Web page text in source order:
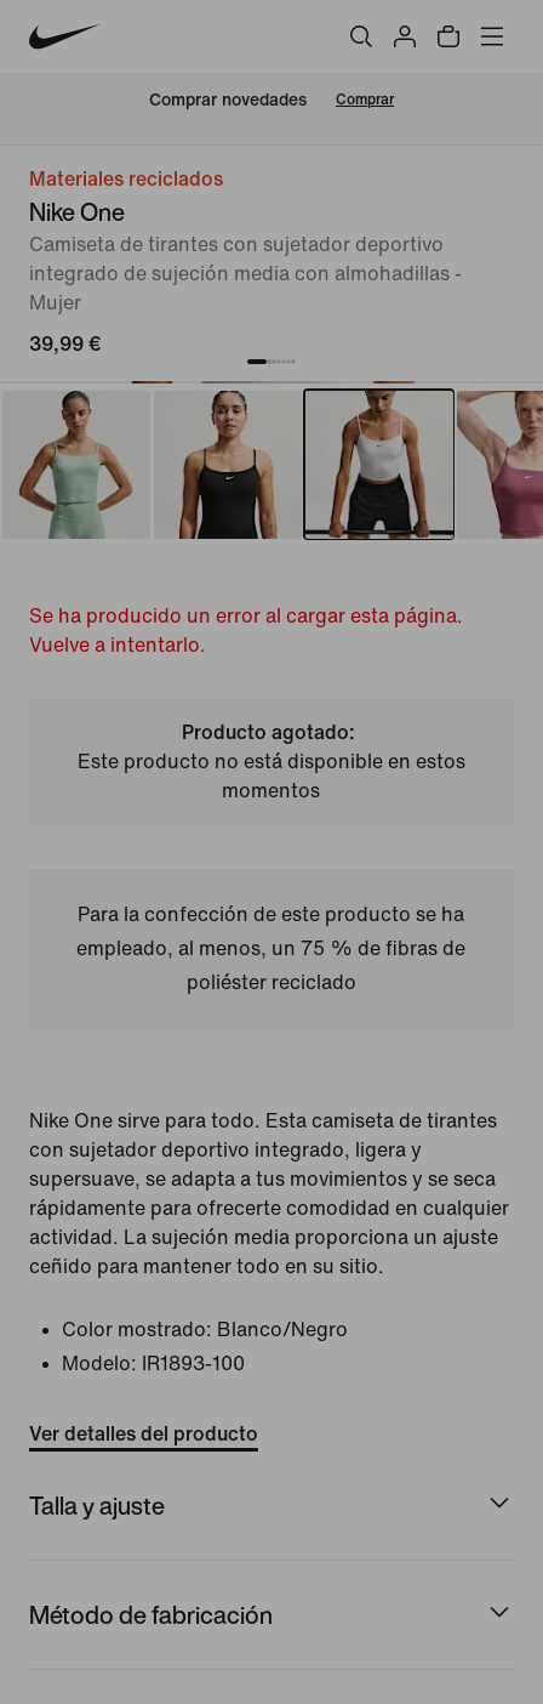
Comprar novedades Comprar
Materiales reciclados
Nike One
Camiseta de tirantes con sujetador deportivo
integrado de sujeción media con almohadillas -
Mujer
39,99 €
Se ha producido un error al cargar esta página.
Vuelve a intentarlo.
Producto agotado:
Este producto no está disponible en estos
momentos
Para la confección de este producto se ha
empleado, al menos, un 75 % de fibras de
poliéster reciclado
Nike One sirve para todo. Esta camiseta de tirantes
con sujetador deportivo integrado, ligera y
supersuave, se adapta a tus movimientos y se seca
rápidamente para ofrecerte comodidad en cualquier
actividad. La sujeción media proporciona un ajuste
ceñido para mantener todo en su sitio.
Color mostrado: Blanco/Negro
Modelo:
IR1893-100
Ver detalles del producto
Talla y ajuste
Método de fabricación